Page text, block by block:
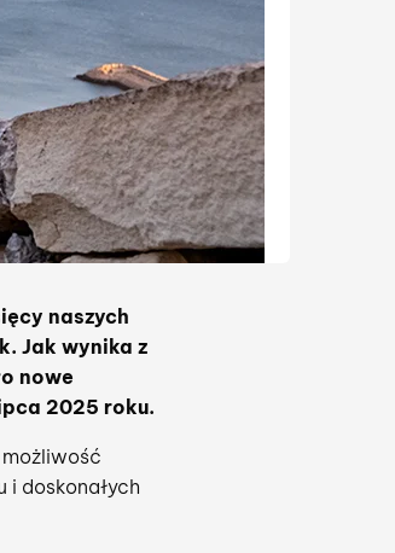
naszych
Jak wynika z
nowe
2025 roku.
doskonałych